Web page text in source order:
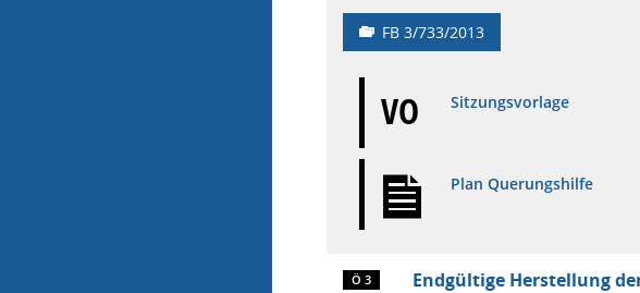
FB 3/733/2013
VO Sitzungsvorlage
Plan Querungshilfe
Ö 3
Endgültige Herstellung